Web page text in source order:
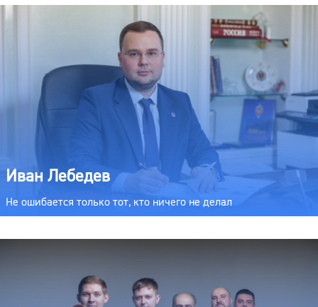
Иван Лебедев
Не ошибается только тот, кто ничего не делал